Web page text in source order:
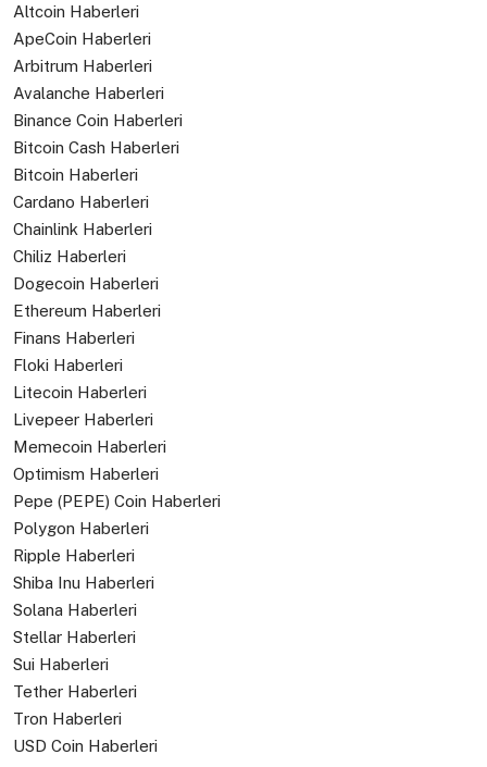
Altcoin Haberleri
ApeCoin Haberleri
Arbitrum Haberleri
Avalanche Haberleri
Binance Coin Haberleri
Bitcoin Cash Haberleri
Bitcoin Haberleri
Cardano Haberleri
Chainlink Haberleri
Chiliz Haberleri
Dogecoin Haberleri
Ethereum Haberleri
Finans Haberleri
Floki Haberleri
Litecoin Haberleri
Livepeer Haberleri
Memecoin Haberleri
Optimism Haberleri
Pepe (PEPE) Coin Haberleri
Polygon Haberleri
Ripple Haberleri
Shiba Inu Haberleri
Solana Haberleri
Stellar Haberleri
Sui Haberleri
Tether Haberleri
Tron Haberleri
USD Coin Haberleri